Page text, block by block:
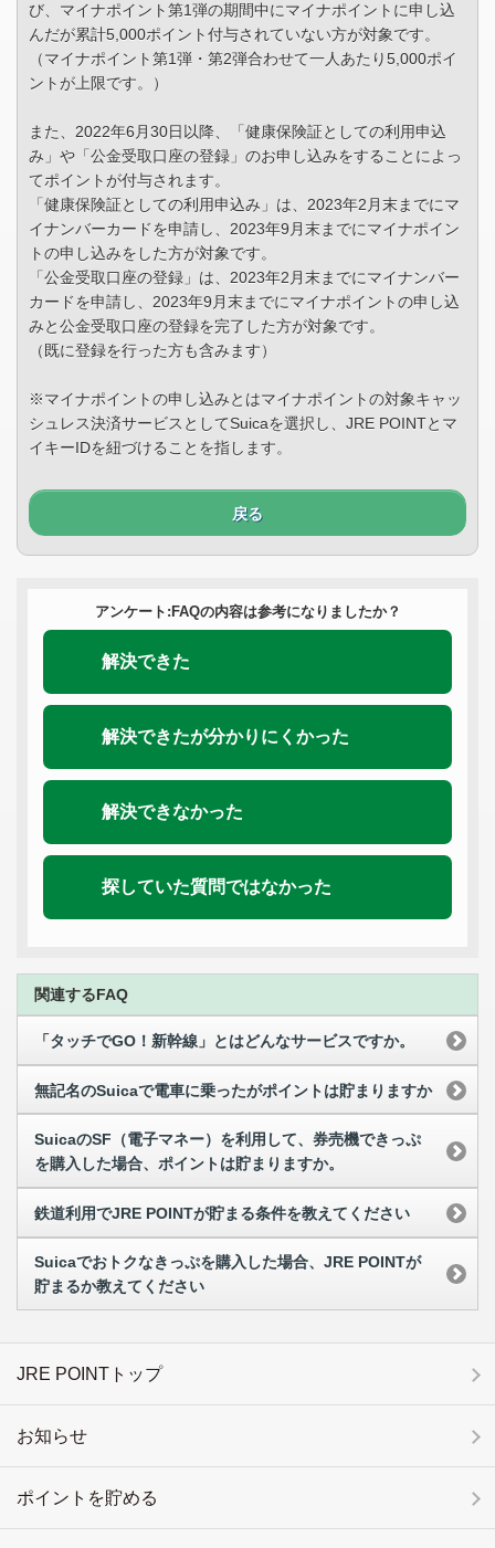
び、マイナポイント第1弾の期間中にマイナポイントに申し込
んだが累計5,000ポイント付与されていない方が対象です。
（マイナポイント第1弾・第2弾合わせて一人あたり5,000ポイ
ントが上限です。）
また、2022年6月30日以降、「健康保険証としての利用申込
み」や「公金受取口座の登録」のお申し込みをすることによっ
てポイントが付与されます。
「健康保険証としての利用申込み」は、2023年2月末までにマ
イナンバーカードを申請し、2023年9月末までにマイナポイン
トの申し込みをした方が対象です。
「公金受取口座の登録」は、2023年2月末までにマイナンバー
カードを申請し、2023年9月末までにマイナポイントの申し込
みと公金受取口座の登録を完了した方が対象です。
（既に登録を行った方も含みます）
※マイナポイントの申し込みとはマイナポイントの対象キャッ
シュレス決済サービスとしてSuicaを選択し、JRE POINTとマ
イキーIDを紐づけることを指します。
戻る
アンケート:FAQの内容は参考になりましたか？
解決できた
解決できたが分かりにくかった
解決できなかった
探していた質問ではなかった
関連するFAQ
「タッチでGO！新幹線」とはどんなサービスですか。
無記名のSuicaで電車に乗ったがポイントは貯まりますか
SuicaのSF（電子マネー）を利用して、券売機できっぷ
を購入した場合、ポイントは貯まりますか。
鉄道利用でJRE POINTが貯まる条件を教えてください
Suicaでおトクなきっぷを購入した場合、JRE POINTが
貯まるか教えてください
JRE POINTトップ
お知らせ
ポイントを貯める